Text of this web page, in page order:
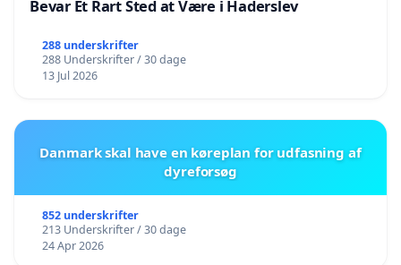
Bevar Et Rart Sted at Være i Haderslev
288 underskrifter
288 Underskrifter / 30 dage
13 Jul 2026
Danmark skal have en køreplan for udfasning af
dyreforsøg
852 underskrifter
213 Underskrifter / 30 dage
24 Apr 2026